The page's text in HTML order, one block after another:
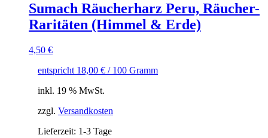
Sumach Räucherharz Peru, Räucher-
Raritäten (Himmel & Erde)
4,50 €
entspricht 18,00 € / 100 Gramm
inkl. 19 % MwSt.
zzgl. Versandkosten
Lieferzeit: 1-3 Tage